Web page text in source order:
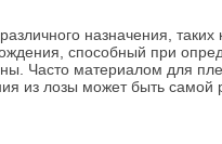
назначения,
способный при
материалом для
из лозы может быть самой